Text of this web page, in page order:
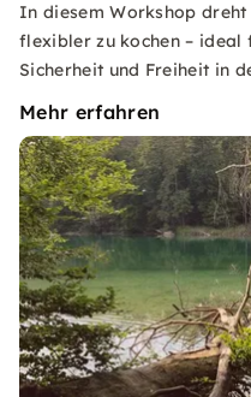
In diesem Workshop
flexibler zu kochen – ideal
Sicherheit und Freiheit in
Mehr erfahren